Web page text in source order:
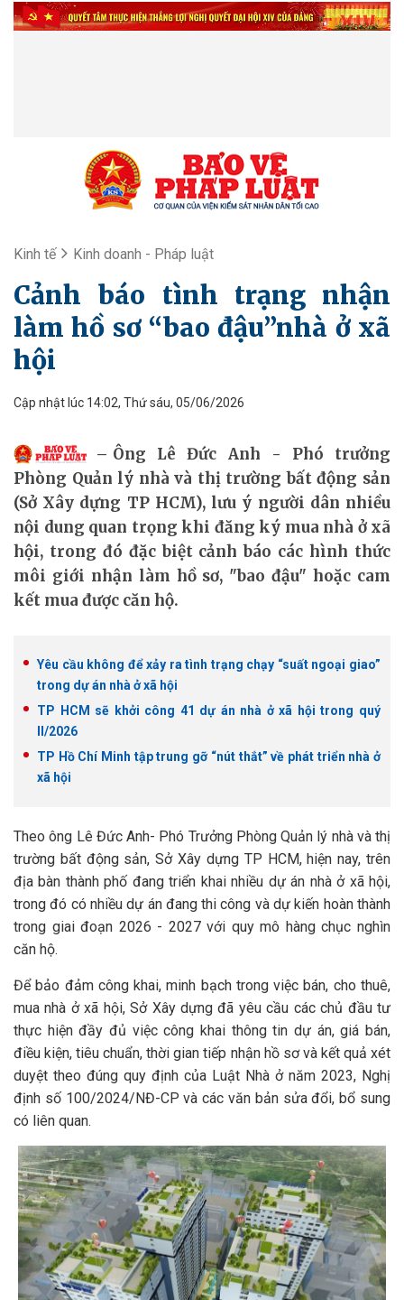
Kinh tế Kinh doanh - Pháp luật
Cảnh báo tình trạng nhận
làm hồ sơ “bao đậu”nhà ở xã
hội
Cập nhật lúc 14:02, Thứ sáu, 05/06/2026
Ông Lê Đức Anh - Phó trưởng
Phòng Quản lý nhà và thị trường bất động sản
(Sở Xây dựng TP HCM), lưu ý người dân nhiều
nội dung quan trọng khi đăng ký mua nhà ở xã
hội, trong đó đặc biệt cảnh báo các hình thức
môi giới nhận làm hồ sơ, "bao đậu" hoặc cam
kết mua được căn hộ.
Yêu cầu không để xảy ra tình trạng chạy “suất ngoại giao”
trong dự án nhà ở xã hội
TP HCM sẽ khởi công 41 dự án nhà ở xã hội trong quý
II/2026
TP Hồ Chí Minh tập trung gỡ “nút thắt” về phát triển nhà ở
xã hội
Theo ông Lê Đức Anh- Phó Trưởng Phòng Quản lý nhà và thị
trường bất động sản, Sở Xây dựng TP HCM, hiện nay, trên
địa bàn thành phố đang triển khai nhiều dự án nhà ở xã hội,
trong đó có nhiều dự án đang thi công và dự kiến hoàn thành
trong giai đoạn 2026 - 2027 với quy mô hàng chục nghìn
căn hộ.
Để bảo đảm công khai, minh bạch trong việc bán, cho thuê,
mua nhà ở xã hội, Sở Xây dựng đã yêu cầu các chủ đầu tư
thực hiện đầy đủ việc công khai thông tin dự án, giá bán,
điều kiện, tiêu chuẩn, thời gian tiếp nhận hồ sơ và kết quả xét
duyệt theo đúng quy định của Luật Nhà ở năm 2023, Nghị
định số 100/2024/NĐ-CP và các văn bản sửa đổi, bổ sung
có liên quan.